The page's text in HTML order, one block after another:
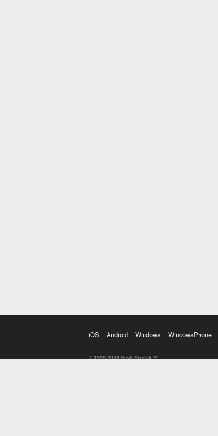
iOS Android Windows WindowsPhone
© 1999-2026 Sesli Sözlük™